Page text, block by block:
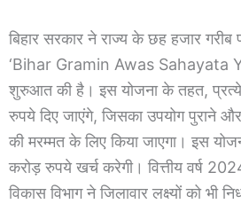
बिहार सरकार ने राज्य के छह हजार गरीब
‘Bihar Gramin Awas Sahayata
शुरुआत की है। इस योजना के तहत,
रुपये दिए जाएंगे, जिसका उपयोग पुराने और
की मरम्मत के लिए किया जाएगा। इस
करोड़ रुपये खर्च करेगी। वित्तीय वर्ष
विकास विभाग ने जिलावार लक्ष्यों को भी